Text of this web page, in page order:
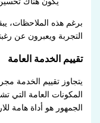
برغم هذه الملاحظات،
التجربة ويعبرون عن
تقييم الخدمة العامة
يتجاوز تقييم الخدمة
المكونات العامة التي
الجمهور هو أداة هامة